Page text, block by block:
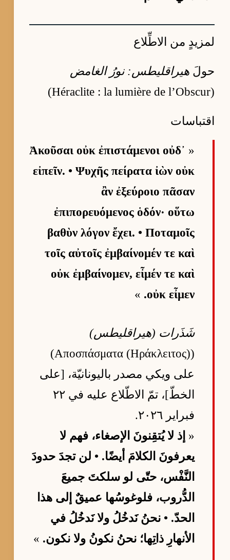
لمزيدٍ من الاطِّلاع
حولَ هيراقليطس: نورُ الغامض
(Héraclite : la lumière de l’Obscur)
اقتباسات
«
Ἀκοῦσαι οὐκ ἐπιστάμενοι οὐδ᾽
εἰπεῖν. • Ψυχῆς πείρατα ἰὼν οὐκ
ἂν ἐξεύροιο πᾶσαν
ἐπιπορευόμενος ὁδόν· οὕτω
βαθὺν λόγον ἔχει. • Ποταμοῖς
τοῖς αὐτοῖς ἐμβαίνομέν τε καὶ
οὐκ ἐμβαίνομεν, εἶμέν τε καὶ
οὐκ εἶμεν.
»
شَذَرات (هيراقليطس)
(Αποσπάσματα (Ηράκλειτος))
على ويكي مصدر باليونانيّة، [على
الخطّ]، تمّ الاطّلاع عليه في ٢٢
فبراير ٢٠٢٦.
« إذ لا يُتقِنونَ الإصغاء، فهم لا
يعرفونَ الكلامَ أيضًا. • لن تجدَ حدودَ
النَّفْس، حتّى لو سلكتَ جميعَ
الدُّروب، فلوغوسُها عميقٌ إلى هذا
الحدّ. • نحنُ نَدخُلُ ولا نَدخُلُ في
الأنهارِ ذاتِها؛ نحنُ نكونُ ولا نكون. »